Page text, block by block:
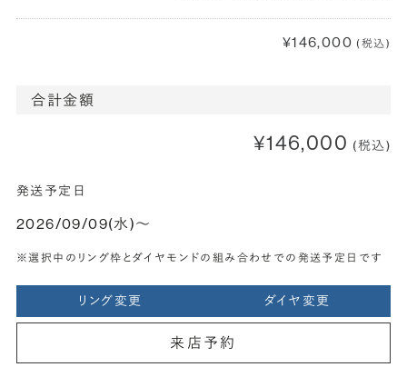
¥146,000 (税込)
合計金額
¥146,000 (税込)
発送予定日
2026/09/09(水)〜
※選択中のリング枠とダイヤモンドの組み合わせでの発送予定日です
リング変更 ダイヤ変更
来店予約